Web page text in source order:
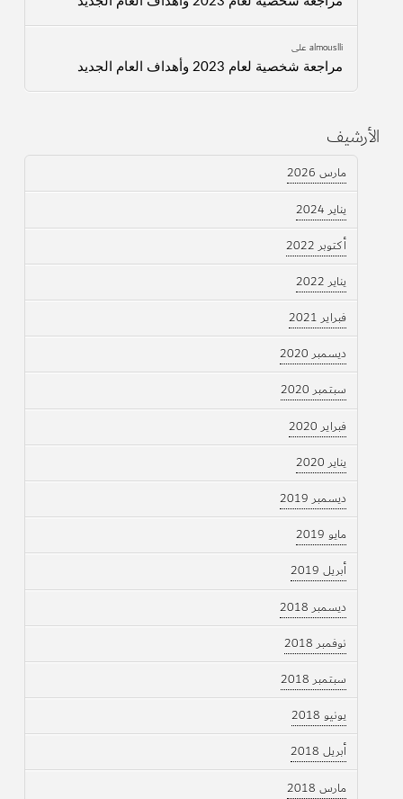
almouslliعلى
مراجعة شخصية لعام 2023 وأهداف العام الجديد
الأرشيف
مارس 2026
يناير 2024
أكتوبر 2022
يناير 2022
فبراير 2021
ديسمبر 2020
سبتمبر 2020
فبراير 2020
يناير 2020
ديسمبر 2019
مايو 2019
أبريل 2019
ديسمبر 2018
نوفمبر 2018
سبتمبر 2018
يونيو 2018
أبريل 2018
مارس 2018